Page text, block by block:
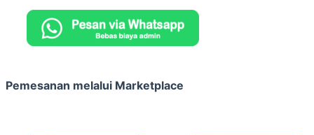
Pemesanan melalui Marketplace